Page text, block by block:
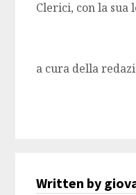
Clerici, con la sua
a cura della
Written by